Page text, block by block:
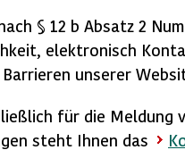
§ 12 b Absatz 2
elektronisch
unserer
für die
steht Ihnen das